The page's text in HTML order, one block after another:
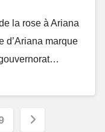
la rose à Ariana
d’Ariana marque